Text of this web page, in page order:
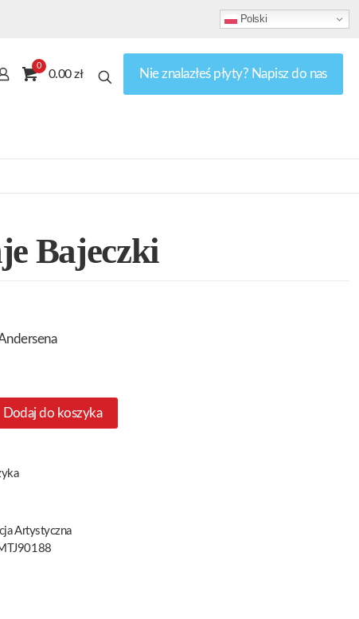
Polski
0
0.00 zł Nie znalazłeś płyty? Napisz do nas
Bajeczki
Dodaj do koszyka
Artystyczna